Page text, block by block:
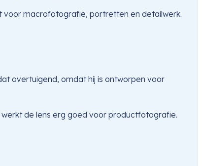
voor macrofotografie, portretten en detailwerk.
overtuigend, omdat hij is ontworpen voor
de lens erg goed voor productfotografie.